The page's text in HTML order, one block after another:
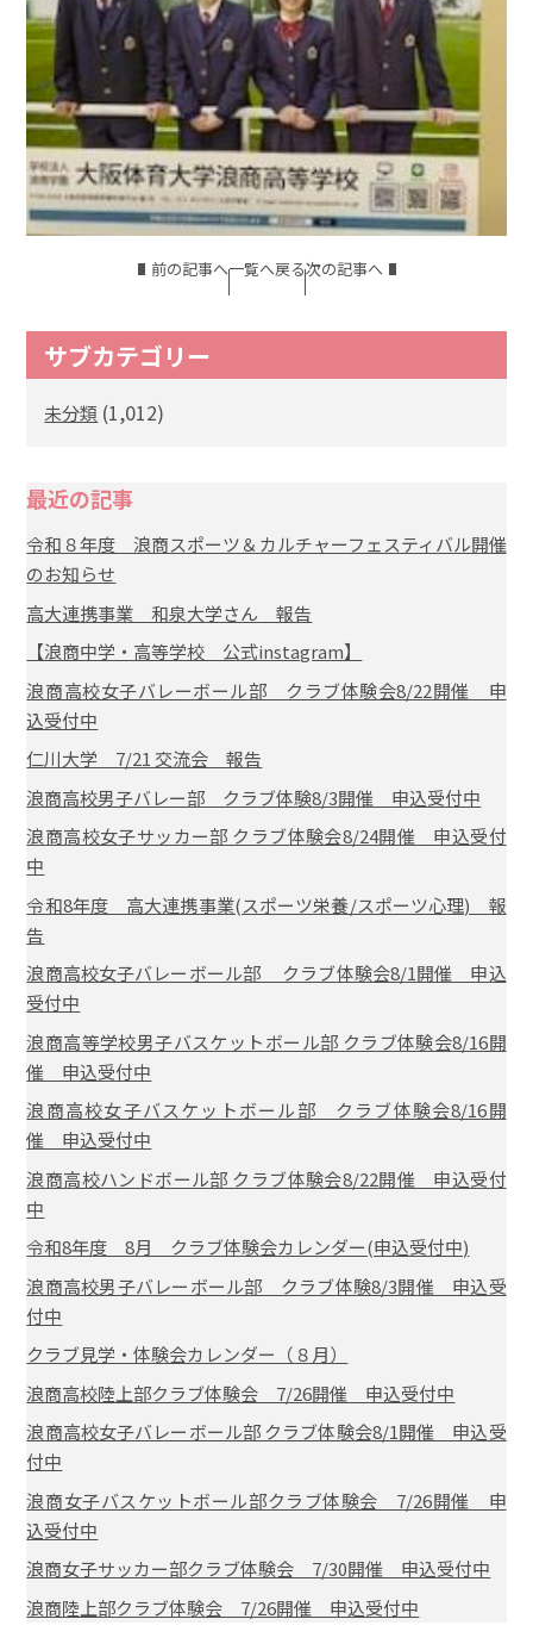
前の記事へ一覧へ戻る次の記事へ
サブカテゴリー
未分類 (1,012)
最近の記事
令和８年度 浪商スポーツ＆カルチャーフェスティバル開催
のお知らせ
高大連携事業 和泉大学さん 報告
【浪商中学・高等学校 公式instagram】
浪商高校女子バレーボール部 クラブ体験会8/22開催 申
込受付中
仁川大学 7/21 交流会 報告
浪商高校男子バレー部 クラブ体験8/3開催 申込受付中
浪商高校女子サッカー部 クラブ体験会8/24開催 申込受付
中
令和8年度 高大連携事業(スポーツ栄養/スポーツ心理) 報
告
浪商高校女子バレーボール部 クラブ体験会8/1開催 申込
受付中
浪商高等学校男子バスケットボール部 クラブ体験会8/16開
催 申込受付中
浪商高校女子バスケットボール部 クラブ体験会8/16開
催 申込受付中
浪商高校ハンドボール部 クラブ体験会8/22開催 申込受付
中
令和8年度 8月 クラブ体験会カレンダー(申込受付中)
浪商高校男子バレーボール部 クラブ体験8/3開催 申込受
付中
クラブ見学・体験会カレンダー（８月）
浪商高校陸上部クラブ体験会 7/26開催 申込受付中
浪商高校女子バレーボール部 クラブ体験会8/1開催 申込受
付中
浪商女子バスケットボール部クラブ体験会 7/26開催 申
込受付中
浪商女子サッカー部クラブ体験会 7/30開催 申込受付中
浪商陸上部クラブ体験会 7/26開催 申込受付中